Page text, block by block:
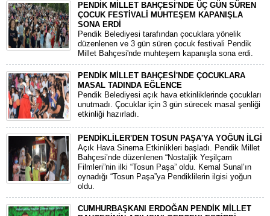
PENDİK MİLLET BAHÇESİ'NDE ÜÇ GÜN SÜREN
ÇOCUK FESTİVALİ MUHTEŞEM KAPANIŞLA
SONA ERDİ
Pendik Belediyesi tarafından çocuklara yönelik
düzenlenen ve 3 gün süren çocuk festivali Pendik
Millet Bahçesi'nde muhteşem kapanışla sona erdi.
PENDİK MİLLET BAHÇESİ'NDE ÇOCUKLARA
MASAL TADINDA EĞLENCE
Pendik Belediyesi açık hava etkinliklerinde çocukları
unutmadı. Çocuklar için 3 gün sürecek masal şenliği
etkinliği hazırladı.
PENDİKLİLER'DEN TOSUN PAŞA'YA YOĞUN İLGİ
Açık Hava Sinema Etkinlikleri başladı. Pendik Millet
Bahçesi’nde düzenlenen “Nostaljik Yeşilçam
Filmleri”nin ilki “Tosun Paşa” oldu. Kemal Sunal’ın
oynadığı “Tosun Paşa”ya Pendiklilerin ilgisi yoğun
oldu.
CUMHURBAŞKANI ERDOĞAN PENDİK MİLLET